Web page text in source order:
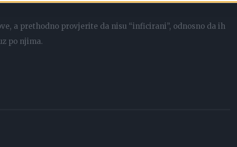
a prethodno provjerite da nisu “inficirani”, odnosno da ih
po njima.